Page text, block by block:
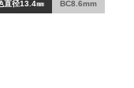
直径13.4㎜ BC8.6mm